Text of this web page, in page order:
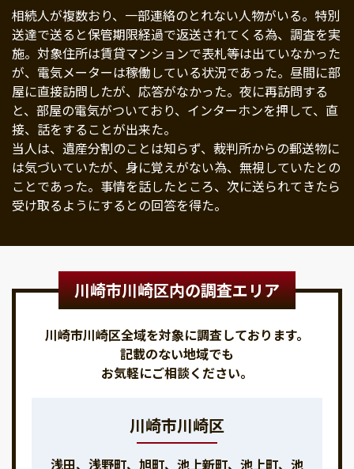
相続人が複数おり、一部連絡のとれない人物がいる。特別
送達で送ると保管期限経過で返送されてくる為、調査を実
施。対象住所は賃貸マンションで表札等は出ていなかった
が、電気メーターは稼働している状況であった。昼間に部
屋に直接訪問したが、応答がなかった。夜に再訪問する
と、部屋の電気がついており、インターホンを押して、直
接、話をすることが出来た。
当人は、遺産分割のことは知らず、裁判所からの郵送物に
は気づいていたが、身に覚えがない為、無視していたとの
ことであった。事情を話したところ、次に送られてきたら
受け取るようにするとの回答を得た。
川崎市川崎区内の調査エリア
川崎市川崎区全域を対象に調査しております。
記載のない地域でも
お気軽にご相談ください。
川崎市川崎区
浅田、浅野町、旭町、池上新町、池上町、池